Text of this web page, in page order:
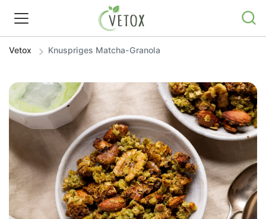
REZEPTWELT
WISSEN
SHOP
GRATIS ERNÄHRUNGSTIPPS
Vetox Knuspriges Matcha-Granola